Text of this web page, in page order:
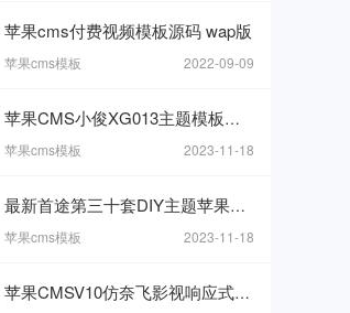
苹果cms付费视频模板源码 wap版
苹果cms模板 2022-09-09
苹果CMS小俊XG013主题模板下载
苹果cms模板 2023-11-18
最新首途第三十套DIY主题苹果CMSv10模板
苹果cms模板 2023-11-18
苹果CMSV10仿奈飞影视响应式模板